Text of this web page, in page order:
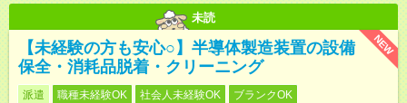
未読
NEW
【未経験の方も安心○】半導体製造装置の設備
保全・消耗品脱着・クリーニング
派遣 職種未経験OK 社会人未経験OK
ブランクOK